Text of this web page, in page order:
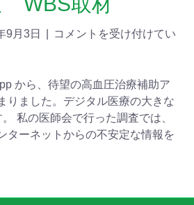
9月3日
コメントを受け付けてい
から、待望の高血圧治療補助ア
りました。デジタル医療の大きな
私の医師会で行った調査では、
ターネットからの不安定な情報を